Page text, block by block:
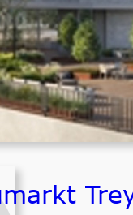
netto ELT